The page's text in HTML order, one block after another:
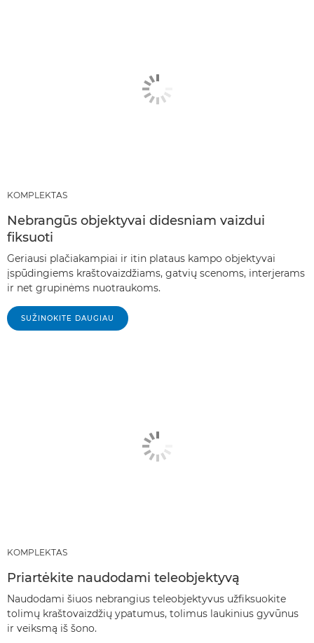
KOMPLEKTAS
Nebrangūs objektyvai didesniam vaizdui
fiksuoti
Geriausi plačiakampiai ir itin plataus kampo objektyvai
įspūdingiems kraštovaizdžiams, gatvių scenoms, interjerams
ir net grupinėms nuotraukoms.
SUŽINOKITE DAUGIAU
KOMPLEKTAS
Priartėkite naudodami teleobjektyvą
Naudodami šiuos nebrangius teleobjektyvus užfiksuokite
tolimų kraštovaizdžių ypatumus, tolimus laukinius gyvūnus
ir veiksmą iš šono.